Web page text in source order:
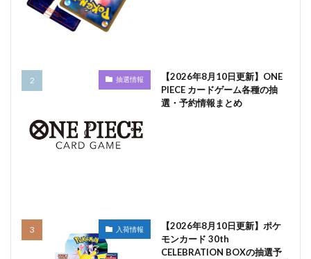
抽選情報
【2026年8月10日更新】ONE
PIECE カードゲーム各種の抽
選・予約情報まとめ
入荷情報
【2026年8月10日更新】ポケ
モンカード 30th
CELEBRATION BOXの抽選予